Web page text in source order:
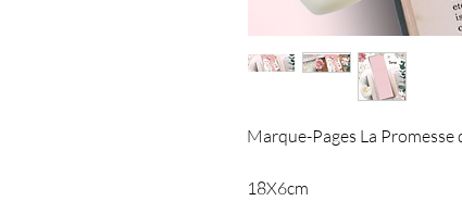
Marque-Pages La
18X6cm